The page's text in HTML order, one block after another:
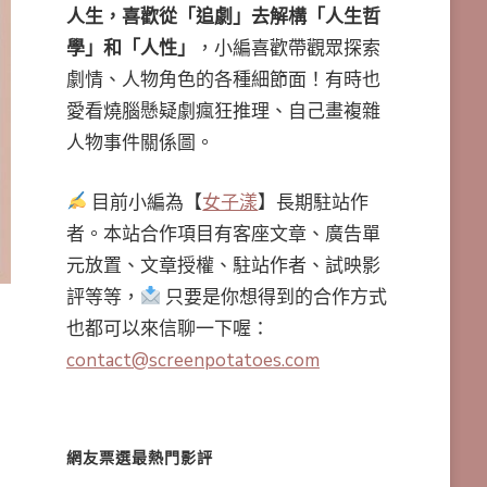
人生，喜歡從「追劇」去解構「人生哲
學」和「人性」
，小編喜歡帶觀眾探索
劇情、人物角色的各種細節面！有時也
愛看燒腦懸疑劇瘋狂推理、自己畫複雜
人物事件關係圖。
目前小編為【女子漾】長期駐站作
者。本站合作項目有客座文章、廣告單
元放置、文章授權、駐站作者、試映影
評等等，
只要是你想得到的合作方式
也都可以來信聊一下喔：
contact@screenpotatoes.com
網友票選最熱門影評